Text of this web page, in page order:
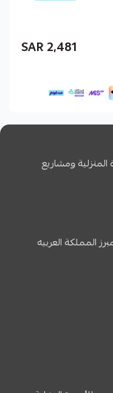
2,481 SAR
ومشاريع
المملكة العربيه